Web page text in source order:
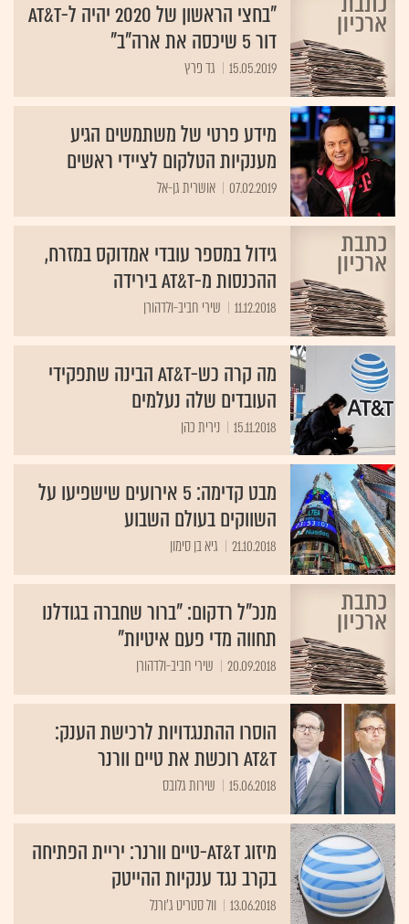
"בחצי הראשון של 2020 יהיה ל-AT&T
דור 5 שיכסה את ארה"ב"
15.05.2019 גד פרץ
מידע פרטי של משתמשים הגיע
מענקיות הטלקום לציידי ראשים
07.02.2019 אושרית גן-אל
גידול במספר עובדי אמדוקס במזרח,
ההכנסות מ-AT&T בירידה
11.12.2018 שירי חביב-ולדהורן
מה קרה כש-AT&T הבינה שתפקידי
העובדים שלה נעלמים
15.11.2018 נירית כהן
מבט קדימה: 5 אירועים שישפיעו על
השווקים בעולם השבוע
21.10.2018 גיא בן סימון
מנכ"ל רדקום: "ברור שחברה בגודלנו
תחווה מדי פעם איטיות"
20.09.2018 שירי חביב-ולדהורן
הוסרו ההתנגדויות לרכישת הענק:
AT&T רוכשת את טיים וורנר
15.06.2018 שירות גלובס
מיזוג AT&T-טיים וורנר: יריית הפתיחה
בקרב נגד ענקיות ההייטק
13.06.2018 וול סטריט ג'ורנל